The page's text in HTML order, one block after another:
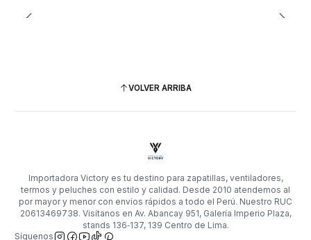
VOLVER ARRIBA
Importadora Victory es tu destino para zapatillas, ventiladores,
termos y peluches con estilo y calidad. Desde 2010 atendemos al
por mayor y menor con envíos rápidos a todo el Perú. Nuestro RUC
20613469738. Visítanos en Av. Abancay 951, Galería Imperio Plaza,
stands 136‑137, 139 Centro de Lima.
Síguenos